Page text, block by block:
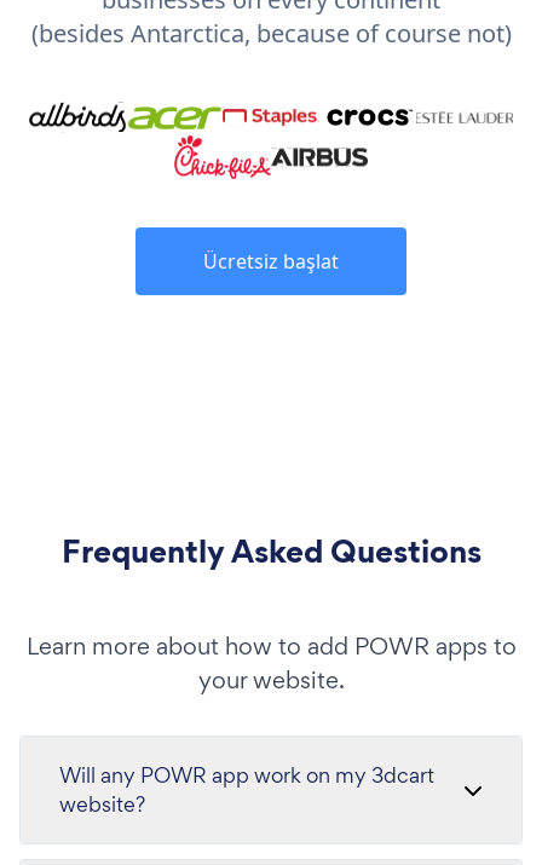
(besides Antarctica, because of course not)
Ücretsiz başlat
Frequently Asked Questions
Learn more about how to add POWR apps to
your website.
Will any POWR app work on my 3dcart
website?